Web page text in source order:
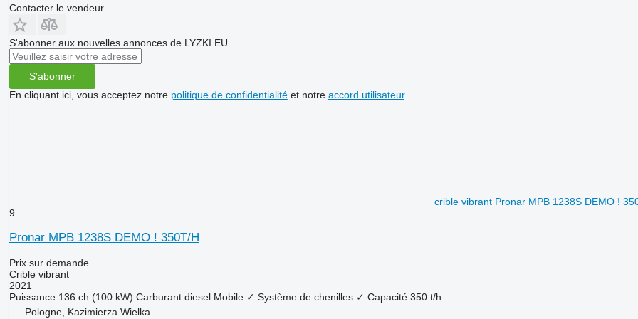
Contacter le vendeur
S'abonner aux nouvelles annonces de LYZKI.EU
S'abonner
En cliquant ici, vous acceptez notre politique de confidentialitéet notre accord utilisateur.
crible vibrant Pronar MPB 1238S DEMO !
9
Pronar MPB 1238S DEMO ! 350T/H
Prix sur demande
Crible vibrant
2021
Puissance 136 ch (100 kW) Carburant diesel Mobile ✓ Système de chenilles ✓ Capacité 350 t/h
Pologne, Kazimierza Wielka